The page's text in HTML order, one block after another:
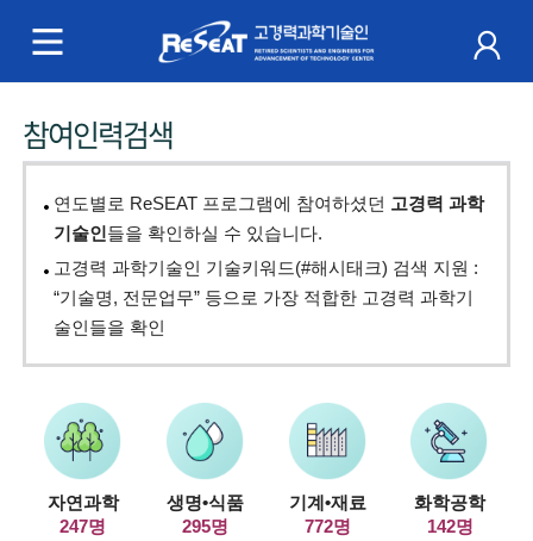
R
e
S
e
a
t
고
경
과
학
기
주
메
참여인력검색
연도별로 ReSEAT 프로그램에 참여하셨던 고경력 과학
기술인들을 확인하실 수 있습니다.
고경력 과학기술인 기술키워드(#해시태크) 검색 지원 :
“기술명, 전문업무” 등으로 가장 적합한 고경력 과학기
술인들을 확인
자연과학
247명
생명•식품
295명
기계•재료
772명
화학공학
142명